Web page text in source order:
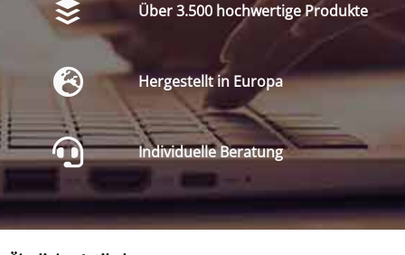
Über 3.500 hochwertige Produkte
Hergestellt in Europa
Individuelle Beratung